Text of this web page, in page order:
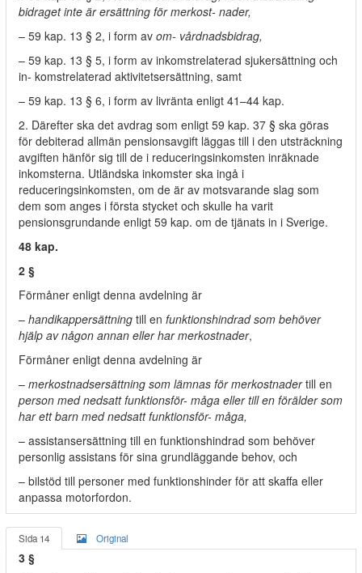
bidraget inte är ersättning för merkost- nader,
– 59 kap. 13 § 2, i form av om- vårdnadsbidrag,
– 59 kap. 13 § 5, i form av inkomstrelaterad sjukersättning och
in- komstrelaterad aktivitetsersättning, samt
– 59 kap. 13 § 6, i form av livränta enligt 41–44 kap.
2. Därefter ska det avdrag som enligt 59 kap. 37 § ska göras
för debiterad allmän pensionsavgift läggas till i den utsträckning
avgiften hänför sig till de i reduceringsinkomsten inräknade
inkomsterna. Utländska inkomster ska ingå i
reduceringsinkomsten, om de är av motsvarande slag som
dem som anges i första stycket och skulle ha varit
pensionsgrundande enligt 59 kap. om de tjänats in i Sverige.
48 kap.
2 §
Förmåner enligt denna avdelning är
– handikappersättning till en funktionshindrad som behöver
hjälp av någon annan eller har merkostnader,
Förmåner enligt denna avdelning är
– merkostnadsersättning som lämnas för merkostnadertill en
person med nedsatt funktionsför- måga eller till en förälder som
har ett barn med nedsatt funktionsför- måga,
– assistansersättning till en funktionshindrad som behöver
personlig assistans för sina grundläggande behov, och
– bilstöd till personer med funktionshinder för att skaffa eller
anpassa motorfordon.
Sida 14 Original
3 §